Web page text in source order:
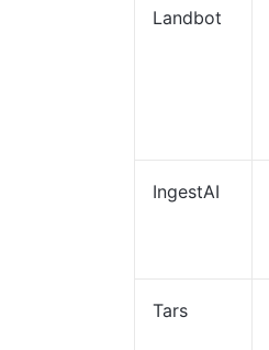
Landbot
IngestAI
Tars